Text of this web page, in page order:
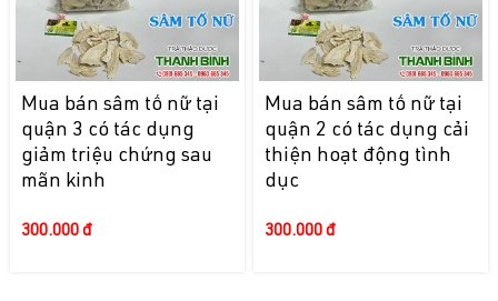
Mua bán sâm tố nữ tại
quận 3 có tác dụng
giảm triệu chứng sau
mãn kinh
300.000 đ
Mua bán sâm tố nữ tại
quận 2 có tác dụng cải
thiện hoạt động tình
dục
300.000 đ